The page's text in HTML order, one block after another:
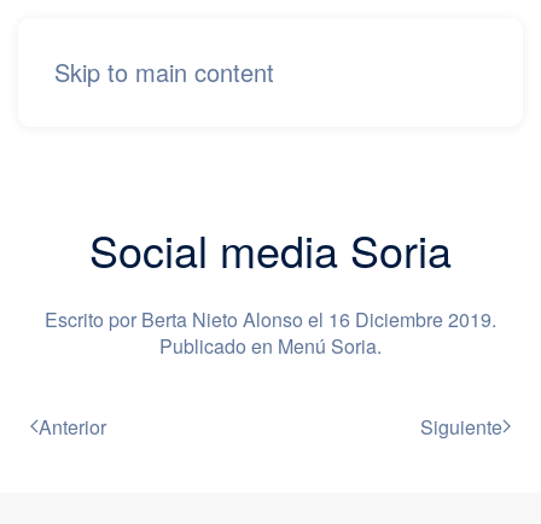
Skip to main content
Social media Soria
Escrito por Berta Nieto Alonso el 16 Diciembre 2019.
Publicado en Menú Soria.
Anterior Siguiente